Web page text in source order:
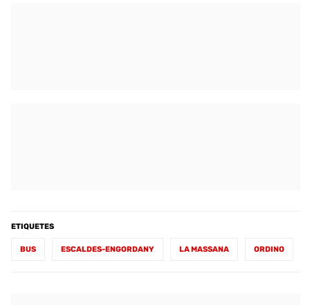
ETIQUETES
BUS ESCALDES-ENGORDANY LA MASSANA ORDINO